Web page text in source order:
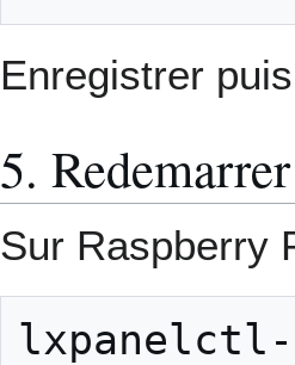
Enregistrer
5.
Sur Raspberry